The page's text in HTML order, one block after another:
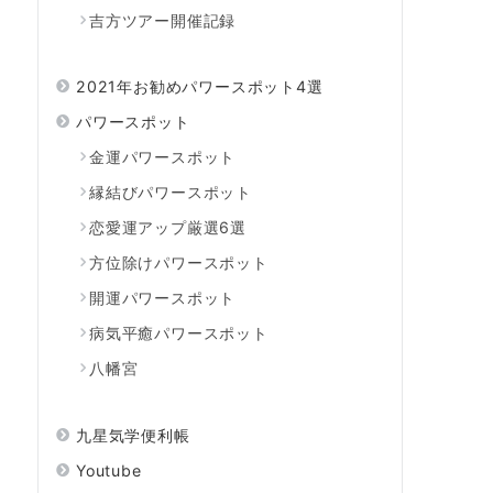
吉方ツアー開催記録
2021年お勧めパワースポット4選
パワースポット
金運パワースポット
縁結びパワースポット
恋愛運アップ厳選6選
方位除けパワースポット
開運パワースポット
病気平癒パワースポット
八幡宮
九星気学便利帳
Youtube